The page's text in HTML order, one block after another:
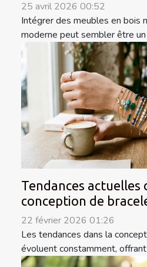
25 avril 2026 00:52
Intégrer des meubles en bois
moderne peut sembler être un
Tendances actuelles
conception de
22 février 2026 01:26
Les tendances dans la
évoluent constamment, offrant